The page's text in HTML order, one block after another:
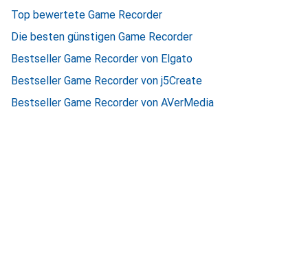
Top bewertete Game Recorder
Die besten günstigen Game Recorder
Bestseller Game Recorder von Elgato
Bestseller Game Recorder von j5Create
Bestseller Game Recorder von AVerMedia